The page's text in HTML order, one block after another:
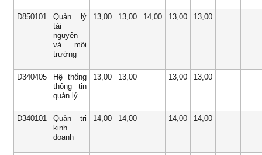
D850101
Quản lý
tài
nguyên
và môi
trường
13,00 13,00 14,00 13,00 13,00
D340405
Hệ thống
thông tin
quản lý
13,00 13,00 13,00 13,00
D340101
Quản trị
kinh
doanh
14,00 14,00 14,00 14,00